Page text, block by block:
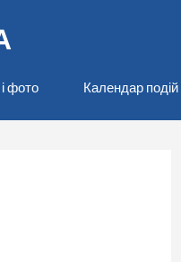
фото Календар подій